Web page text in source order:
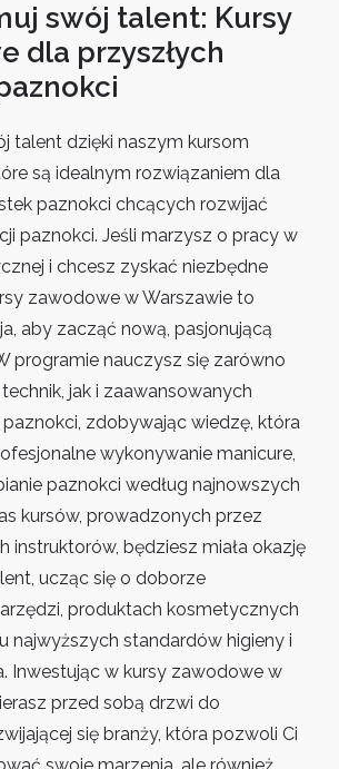
swój talent: Kursy
dla przyszłych
talent dzięki naszym kursom
są idealnym rozwiązaniem dla
paznokci chcących rozwijać
paznokci. Jeśli marzysz o pracy w
i chcesz zyskać niezbędne
zawodowe w Warszawie to
aby zacząć nową, pasjonującą
programie nauczysz się zarówno
jak i zaawansowanych
zdobywając wiedzę, która
wykonywanie manicure,
paznokci według najnowszych
kursów, prowadzonych przez
instruktorów, będziesz miała okazję
ucząc się o doborze
produktach kosmetycznych
najwyższych standardów higieny i
Inwestując w kursy zawodowe w
przed sobą drzwi do
się branży, która pozwoli Ci